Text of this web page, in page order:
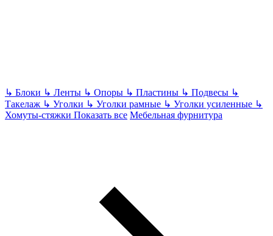
↳ Блоки ↳ Ленты ↳ Опоры ↳ Пластины ↳ Подвесы ↳
Такелаж ↳ Уголки ↳ Уголки рамные ↳ Уголки усиленные ↳
Хомуты-стяжки Показать все Мебельная фурнитура